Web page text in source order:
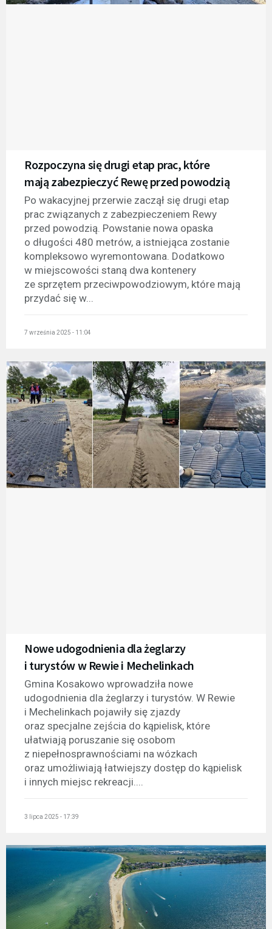
Rozpoczyna się drugi etap prac, które
mają zabezpieczyć Rewę przed powodzią
Po wakacyjnej przerwie zaczął się drugi etap
prac związanych z zabezpieczeniem Rewy
przed powodzią. Powstanie nowa opaska
o długości 480 metrów, a istniejąca zostanie
kompleksowo wyremontowana. Dodatkowo
w miejscowości staną dwa kontenery
ze sprzętem przeciwpowodziowym, które mają
przydać się w...
7 września 2025 - 11:04
Nowe udogodnienia dla żeglarzy
i turystów w Rewie i Mechelinkach
Gmina Kosakowo wprowadziła nowe
udogodnienia dla żeglarzy i turystów. W Rewie
i Mechelinkach pojawiły się zjazdy
oraz specjalne zejścia do kąpielisk, które
ułatwiają poruszanie się osobom
z niepełnosprawnościami na wózkach
oraz umożliwiają łatwiejszy dostęp do kąpielisk
i innych miejsc rekreacji....
3 lipca 2025 - 17:39